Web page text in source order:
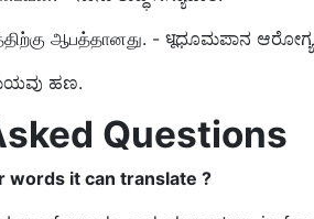
ஆபத்தானது. - धूಧೂಮಪಾನ
ಹಣ.
Questions
words it can translate ?